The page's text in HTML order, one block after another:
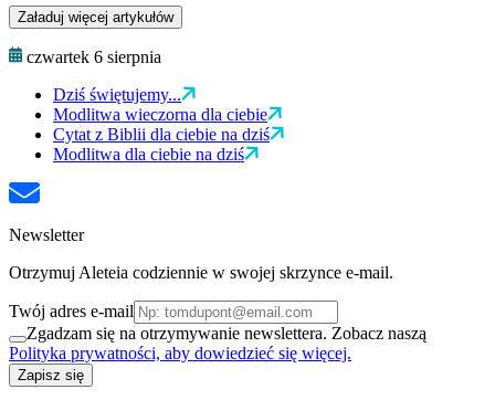
Załaduj więcej artykułów
czwartek 6 sierpnia
Dziś świętujemy...
Modlitwa wieczorna dla ciebie
Cytat z Biblii dla ciebie na dziś
Modlitwa dla ciebie na dziś
Newsletter
Otrzymuj Aleteia codziennie w swojej skrzynce e-mail.
Twój adres e-mail
Zgadzam się na otrzymywanie newslettera. Zobacz naszą
Polityka prywatności, aby dowiedzieć się więcej.
Zapisz się